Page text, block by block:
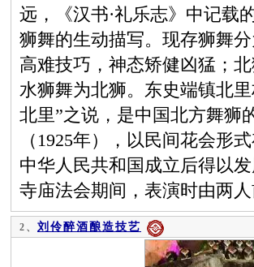
远，《汉书·礼乐志》中记载
狮舞的生动描写。现存狮舞
高难技巧，神态矫健凶猛；
水狮舞为北狮。东史端镇北
北里”之说，是中国北方舞狮
（1925年），以民间花会形
中华人民共和国成立后得以
寺庙法会期间，表演时由两
2、 刘伶醉酒酿造技艺